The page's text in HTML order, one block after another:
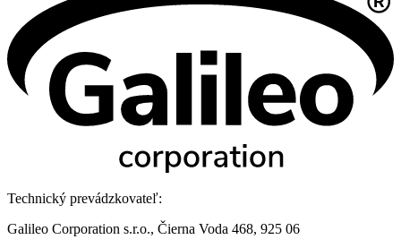
Technický prevádzkovateľ:
Galileo Corporation s.r.o., Čierna Voda 468, 925 06